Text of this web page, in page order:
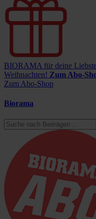
BIORAMA für deine
Weihnachten! Zum Abo-
Zum Abo-Shop
Biorama